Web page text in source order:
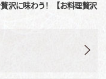
沢に味わう！【お料理贅沢